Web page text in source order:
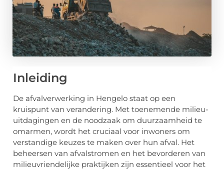
Inleiding
De afvalverwerking in Hengelo staat op een
kruispunt van verandering. Met toenemende milieu-
uitdagingen en de noodzaak om duurzaamheid te
omarmen, wordt het cruciaal voor inwoners om
verstandige keuzes te maken over hun afval. Het
beheersen van afvalstromen en het bevorderen van
milieuvriendelijke praktijken zijn essentieel voor het